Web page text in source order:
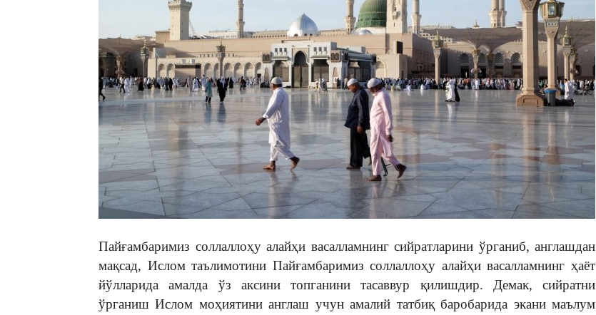
Пайғамбаримиз соллаллоҳу алайҳи васалламнинг сийратларини ўрганиб, англашдан
мақсад, Ислом таълимотини Пайғамбаримиз соллаллоҳу алайҳи васалламнинг ҳаёт
йўлларида амалда ўз аксини топганини тасаввур қилишдир. Демак, сийратни
ўрганиш Ислом моҳиятини англаш учун амалий татбиқ баробарида экани маълум